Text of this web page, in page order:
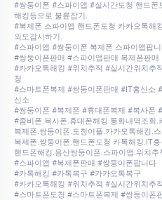
#쌍둥이폰 #스파이앱 #실시간도청 핸드폰
해킹등으로 불륜잡기.
#복제폰 스파이앱 핸드폰도청 카카오톡해
외도감시하기.
#스파이앱 #쌍둥이폰 복제폰 스파이앱팝
#쌍둥이폰판매 #스파이앱판매 복제폰판매
#카카오톡해킹 #위치추적 #실시간위치추
청
#스마트폰복제 #쌍둥이폰판매 #IT흥신소
신소
#쌍둥이폰 #복제폰 #휴대폰복제 #복사폰
#좀비폰.복사폰.휴대폰해킹.통화내역조회.
복제폰.쌍둥이폰.도청어플.카카오톡해킹.
복제폰.쌍둥이폰.핸드폰도청 카톡해킹.IT흥
핸드폰해킹.용산쌍둥이폰.스파이앱.위치추
#스파이앱 #복제폰판매 #쌍둥이폰팝니다
#카톡해킹 #카톡복구 #카카오톡복구
#카카오톡해킹 #위치추적 #실시간위치추
#스마트폰도청 #스마트폰복제 #쌍둥이폰